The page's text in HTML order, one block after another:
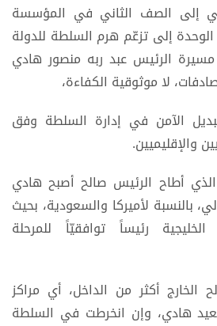
إلى الصف الثاني في المؤسسة
الوحدة إلى تزعّم هرم السلطة للدولة
مسيرة الرئيس عبد ربه منصور هادي
لا موثوقية الكفاءة،
الآمن في إدارة السلطة وفق
والإقليميين.
أطاح الرئيس صالح أصبح هادي
بالنسبة لأميركا والسعودية، بحيث
رئيساً توافقيّاً للمرحلة
أكثر من الداخل، أي مراكز
هادي، وإن انخرطت في السلطة